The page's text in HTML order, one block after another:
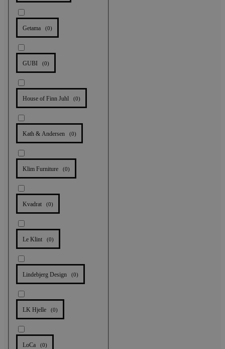
Getama (0)
GUBI (0)
House of Finn Juhl (0)
Kath & Andersen (0)
Klim Furniture (0)
Kvadrat (0)
Le Klint (0)
Lindebjerg Design (0)
LK Hjelle (0)
LoCa (0)